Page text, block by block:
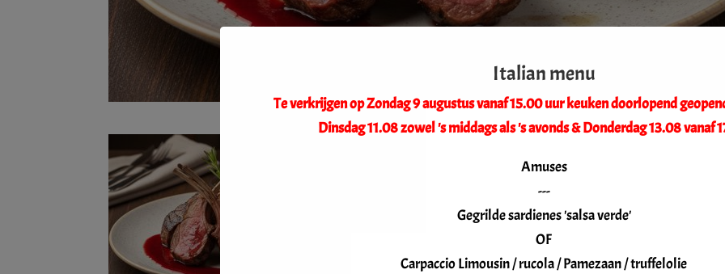
Italian menu
Te verkrijgen op Zondag 9 augustus vanaf 15.00 uur keuken doorlopend
Dinsdag 11.08 zowel 's middags als 's avonds & Donderdag 13.08 vanaf
Amuses
---
Gegrilde sardienes 'salsa verde'
OF
Carpaccio Limousin / rucola / Pamezaan / truffelolie